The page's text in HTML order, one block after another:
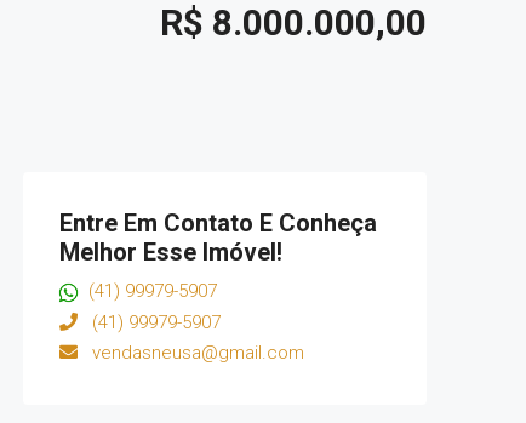
R$ 8.000.000,00
Entre Em Contato E Conheça
Melhor Esse Imóvel!
(41) 99979-5907
(41) 99979-5907
vendasneusa@gmail.com